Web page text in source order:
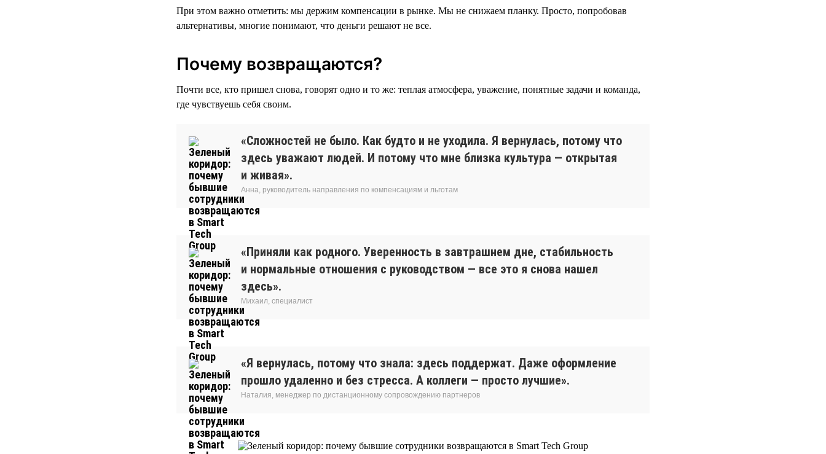
При этом важно отметить: мы держим компенсации в рынке. Мы не снижаем планку. Просто, попробовав
альтернативы, многие понимают, что деньги решают не все.
Почему возвращаются?
Почти все, кто пришел снова, говорят одно и то же: теплая атмосфера, уважение, понятные задачи и команда,
где чувствуешь себя своим.
«Сложностей не было. Как будто и не уходила. Я вернулась, потому что
здесь уважают людей. И потому что мне близка культура — открытая
и живая».
Анна, руководитель направления по компенсациям и льготам
«Приняли как родного. Уверенность в завтрашнем дне, стабильность
и нормальные отношения с руководством — все это я снова нашел
здесь».
Михаил, специалист
«Я вернулась, потому что знала: здесь поддержат. Даже оформление
прошло удаленно и без стресса. А коллеги — просто лучшие».
Наталия, менеджер по дистанционному сопровождению партнеров